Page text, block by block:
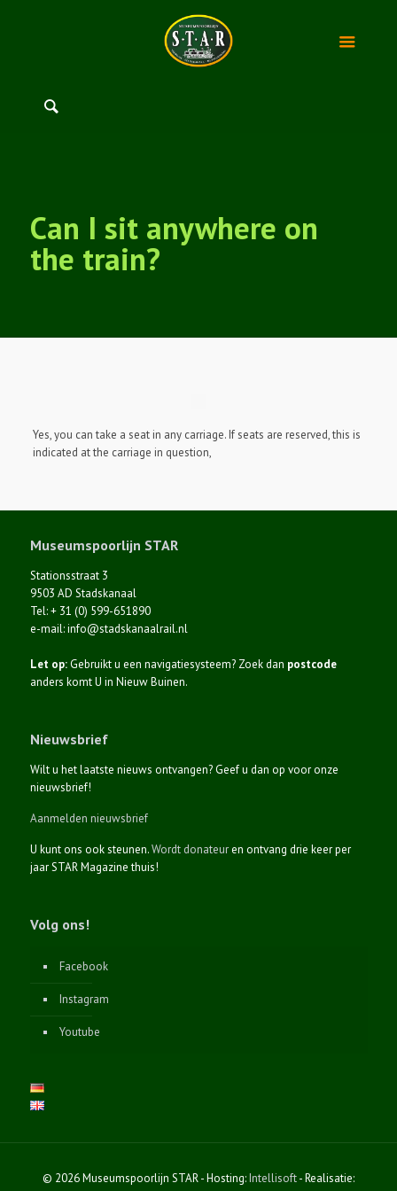
Can I sit anywhere on
the train?
Yes, you can take a seat in any carriage. If seats are reserved, this is
indicated at the carriage in question,
Museumspoorlijn STAR
Stationsstraat 3
9503 AD Stadskanaal
Tel: + 31 (0) 599-651890
e-mail: info@stadskanaalrail.nl
Let op:Gebruikt u een navigatiesysteem? Zoek dan postcode
anders komt U in Nieuw Buinen.
Nieuwsbrief
Wilt u het laatste nieuws ontvangen? Geef u dan op voor onze
nieuwsbrief!
Aanmelden nieuwsbrief
U kunt ons ook steunen.Wordt donateuren ontvang drie keer per
jaar STAR Magazine thuis!
Volg ons!
Facebook
Instagram
Youtube
© 2026 Museumspoorlijn STAR - Hosting:Intellisoft- Realisatie: